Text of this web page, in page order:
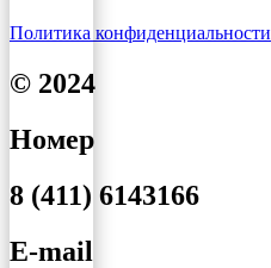
Политика конфиденциальности
© 2024
Номер
8 (411) 6143166
E-mail